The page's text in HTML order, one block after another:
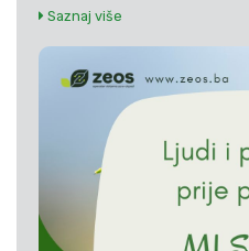
Saznaj više